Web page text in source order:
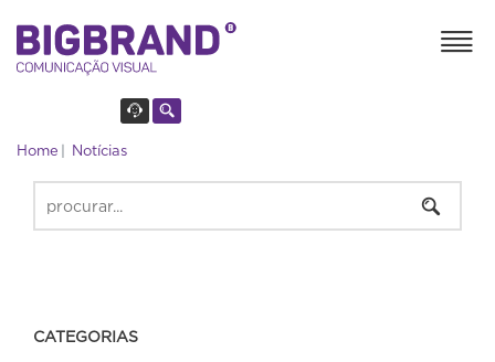
Home Notícias
CATEGORIAS